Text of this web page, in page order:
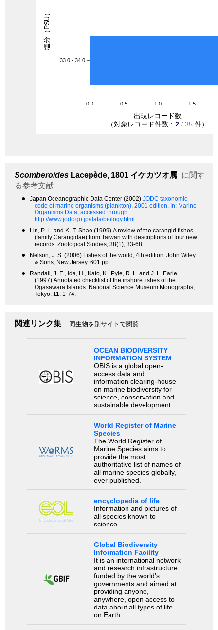
0.0 0.5 1.0 1.5
33.0 - 34.0
出現レコード数
（対象レコード件数： 2 / 35 件）
塩分（PSU）
Scomberoides Lacepède, 1801 イケカツオ属 に関す
る参考文献
● Japan Oceanographic Data Center (2002) JODC taxonomic
code of marine organisms (plankton). 2001 edition. In: Marine
Organisms Data, accessed through
http://www.jodc.go.jp/data/biology.html.
●
Lin, P.-L. and K.-T. Shao (1999) A review of the carangid fishes
(family Carangidae) from Taiwan with descriptions of four new
records. Zoological Studies, 38(1), 33-68.
●
Nelson, J. S. (2006) Fishes of the world, 4th edition. John Wiley
& Sons, New Jersey. 601 pp.
●
Randall, J. E., Ida, H., Kato, K., Pyle, R. L. and J. L. Earle
(1997) Annotated checklist of the inshore fishes of the
Ogasawara Islands. National Science Museum Monographs,
Tokyo, 11, 1-74.
関連リンク集 同生物を別サイトで閲覧
OCEAN BIODIVERSITY
INFORMATION SYSTEM
OBIS is a global open-
access data and
information clearing-house
on marine biodiversity for
science, conservation and
sustainable development.
World Register of Marine
Species
The World Register of
Marine Species aims to
provide the most
authoritative list of names of
all marine species globally,
ever published.
encyclopedia of life
Information and pictures of
all species known to
science.
Global Biodiversity
Information Facility
It is an international network
and research infrastructure
funded by the world’s
governments and aimed at
providing anyone,
anywhere, open access to
data about all types of life
on Earth.